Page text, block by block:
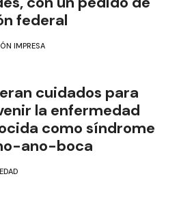
federal
IMPRESA
cuidados para
la enfermedad
como síndrome
ano-boca